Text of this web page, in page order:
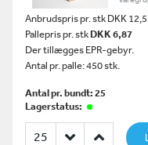
Anbrudspris pr. stk DKK
Pallepris pr. stkDKK 6,87
Der tillægges EPR-gebyr.
Antal pr. palle: 450 stk.
Antal pr. bundt: 25
Lagerstatus: